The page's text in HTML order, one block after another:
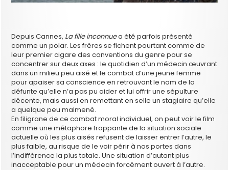
Depuis Cannes, La fille inconnuea été parfois présenté
comme un polar. Les frères se fichent pourtant comme de
leur premier cigare des conventions du genre pour se
concentrer sur deux axes : le quotidien d’un médecin œuvrant
dans un milieu peu aisé et le combat d’une jeune femme
pour apaiser sa conscience en retrouvant le nom de la
défunte qu’elle n’a pas pu aider et lui offrir une sépulture
décente, mais aussi en remettant en selle un stagiaire qu’elle
a quelque peu malmené.
En filigrane de ce combat moral individuel, on peut voir le film
comme une métaphore frappante de la situation sociale
actuelle où les plus aisés refusent de laisser entrer l’autre, le
plus faible, au risque de le voir périr à nos portes dans
l’indifférence la plus totale. Une situation d’autant plus
inacceptable pour un médecin forcément ouvert à l’autre.